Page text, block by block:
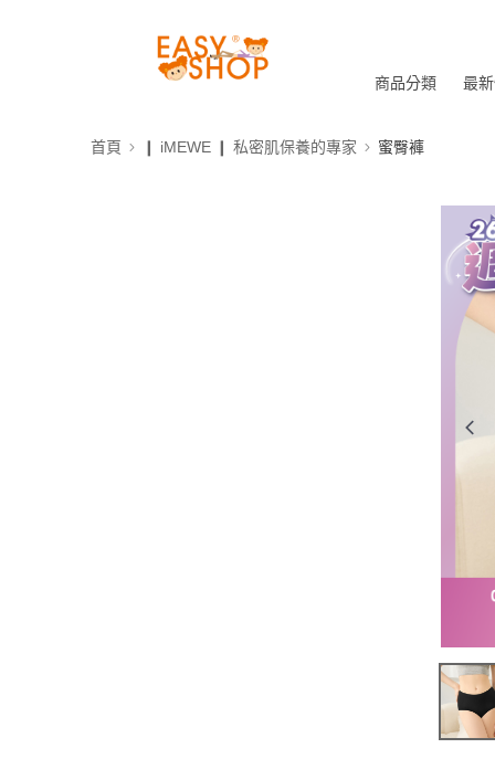
商品分類 最
首頁 ❙ iMEWE ❙ 私密肌保養的專家 蜜臀褲